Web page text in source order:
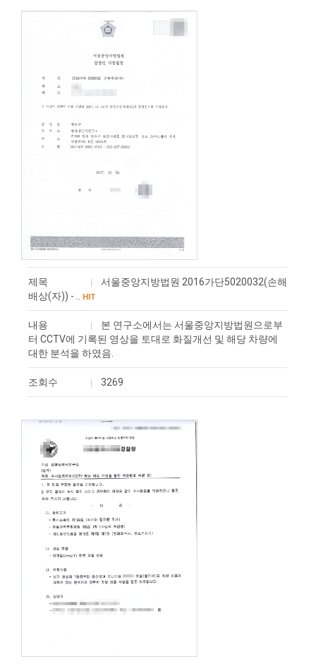
제목
서울중앙지방법원 2016가단5020032(손해
배상(자)) - ..
HIT
내용
본 연구소에서는 서울중앙지방법원으로부
터 CCTV에 기록된 영상을 토대로 화질개선 및 해당 차량에
대한 분석을 하였음.
조회수 3269